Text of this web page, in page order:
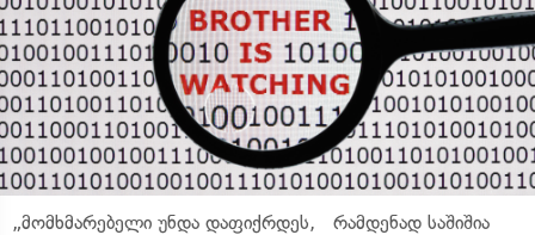
„მომხმარებელი უნდა დაფიქრდეს, რამდენად საშიშია